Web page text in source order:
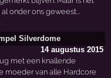
onder ons geweest...
Silverdome
14 augustus 2015
met een knallende
moeder van alle Hardcore